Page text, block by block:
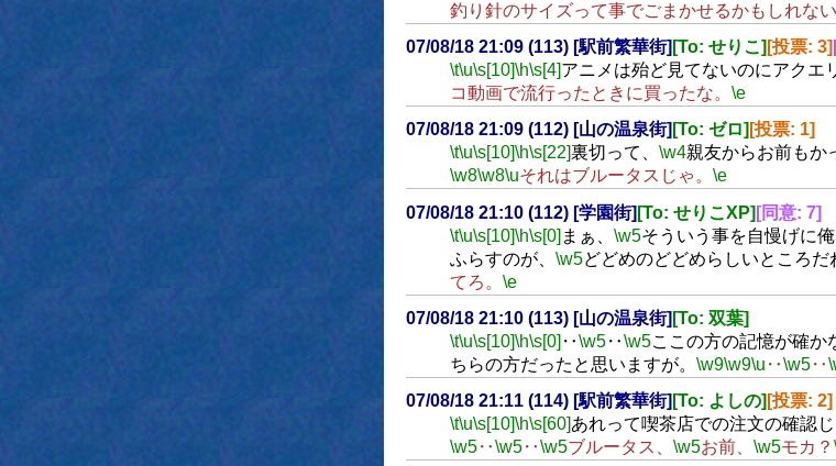
釣り針のサイズって事でごまかせるかもしれない
07/08/18 21:09 (113) [駅前繁華街] [To: せりこ] [投票: 3]
\t\u\s[10]\h\s[4]アニメは殆ど見てないのにアクエ
コ動画で流行ったときに買ったな。 \e
07/08/18 21:09 (112) [山の温泉街] [To: ゼロ] [投票: 1]
\t\u\s[10]\h\s[22]裏切って、 \w4親友からお前もか
\w8\w8\uそれはブルータスじゃ。 \e
07/08/18 21:10 (112) [学園街] [To: せりこXP] [同意: 7]
\t\u\s[10]\h\s[0] まぁ、 \w5そういう事を自慢げに
ふらすのが、 \w5どどめのどどめらしいところだ
てろ。 \e
07/08/18 21:10 (113) [山の温泉街] [To: 双葉]
\t\u\s[10]\h\s[0] ‥\w5‥\w5ここの方の記憶が確か
ちらの方だったと思いますが。 \w9\w9\u ‥\w5‥
07/08/18 21:11 (114) [駅前繁華街] [To: よしの] [投票: 2]
\t\u\s[10]\h\s[60]あれって喫茶店での注文の確認
\w5‥\w5‥\w5ブルータス、 \w5お前、 \w5モカ？